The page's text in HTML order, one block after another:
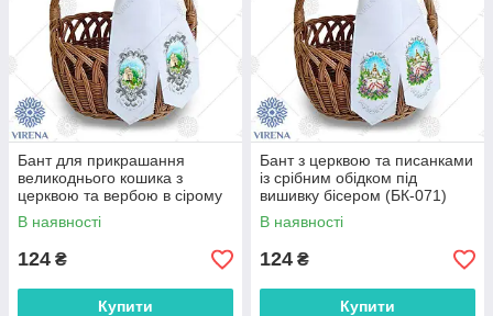
Бант для прикрашання
великоднього кошика з
церквою та вербою в сірому
кольорі (БК-074)
В наявності
124 ₴
Купити
Бант з церквою та писанками
із срібним обідком під
вишивку бісером (БК-071)
В наявності
124 ₴
Купити